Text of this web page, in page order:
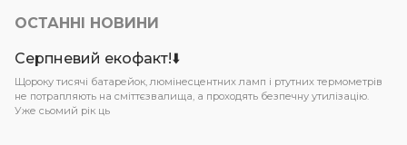
ОСТАННІ НОВИНИ
Серпневий екофакт!⬇️
Щороку тисячі батарейок, люмінесцентних ламп і ртутних термометрів
не потрапляють на сміттєзвалища, а проходять безпечну утилізацію.
Уже сьомий рік ць